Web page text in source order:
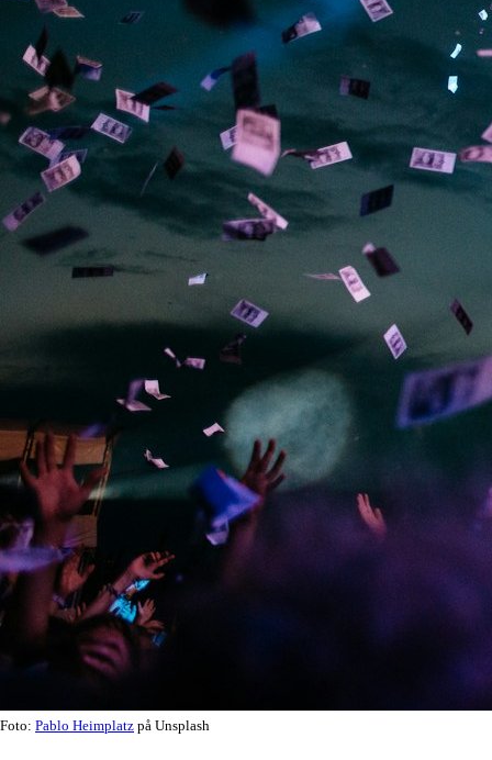
Foto: Pablo Heimplatz på Unsplash